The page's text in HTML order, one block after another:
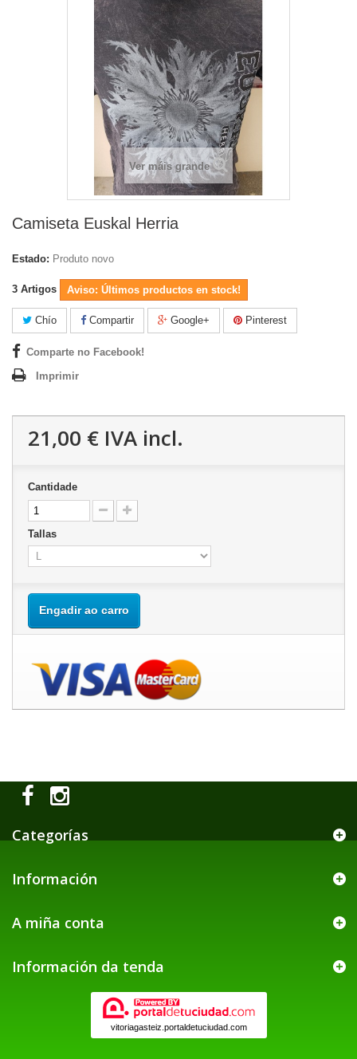
Ver máis grande
Camiseta Euskal Herria
Estado: Produto novo
3 Artigos Aviso: Últimos productos en stock!
Chío Compartir Google+ Pinterest
Comparte no Facebook!
Imprimir
21,00 € IVA incl.
Cantidade
Tallas
Engadir ao carro
Categorías
Información
A miña conta
Información da tenda
vitoriagasteiz.portaldetuciudad.com